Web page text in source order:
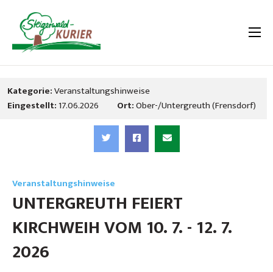
Kategorie:Veranstaltungshinweise
Eingestellt:17.06.2026 Ort:Ober-/Untergreuth (Frensdorf)
Veranstaltungshinweise
UNTERGREUTH FEIERT
KIRCHWEIH VOM 10. 7. - 12. 7.
2026